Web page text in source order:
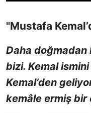
"Mustafa
Daha doğmadan
bizi. Kemal
Kemal’den
kemâle ermiş bir